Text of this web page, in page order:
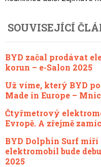
SOUVISEJÍCÍ
BYD začal prodávat
korun – e-Salon 2025
Už víme, který BYD
Made in Europe –
Čtyřmetrový
Evropě. A zřejmě
BYD Dolphin Surf míří
elektromobil bude
2025